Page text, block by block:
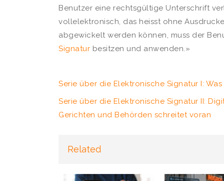
Benutzer eine rechtsgültige Unterschrift
vollelektronisch, das heisst ohne
abgewickelt werden können, muss der
Signatur besitzen und anwenden.»
Serie über die Elektronische Signatur I:
Serie über die Elektronische Signatur II:
Gerichten und Behörden schreitet voran
Related